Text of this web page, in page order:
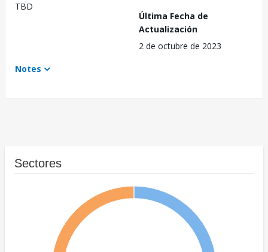
TBD
Última Fecha de
Actualización
2 de octubre de 2023
Notes
Sectores